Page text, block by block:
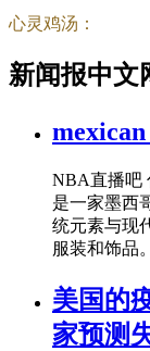
心灵鸡汤：
新闻报中文
NBA直播吧
是一家墨西
统元素与现
服装和饰品
美国的
家预测